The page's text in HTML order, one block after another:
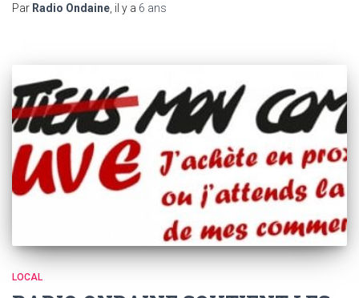
Par Radio Ondaine , il y a 6 ans
LOCAL